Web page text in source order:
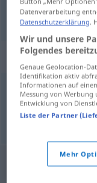
млатити dreschen
prügeln,hauen,
Datenverarbeitung
Datenschutzerklärung
Wir und unsere
Folgendes
Genaue Geolocation-
Identifikation aktiv
Informationen auf
Messung von
Entwicklung von
Liste der Partner
Mehr